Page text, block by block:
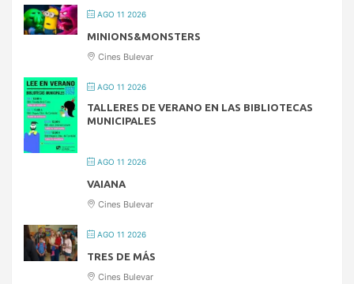
AGO 11 2026
MINIONS&MONSTERS
Cines Bulevar
AGO 11 2026
TALLERES DE VERANO EN LAS BIBLIOTECAS
MUNICIPALES
AGO 11 2026
VAIANA
Cines Bulevar
AGO 11 2026
TRES DE MÁS
Cines Bulevar